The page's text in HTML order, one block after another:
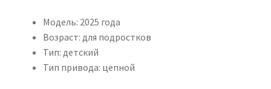
Модель: 2025 года
Возраст: для подростков
Тип: детский
Тип привода: цепной